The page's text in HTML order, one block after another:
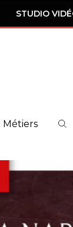
STUDIO
Métiers